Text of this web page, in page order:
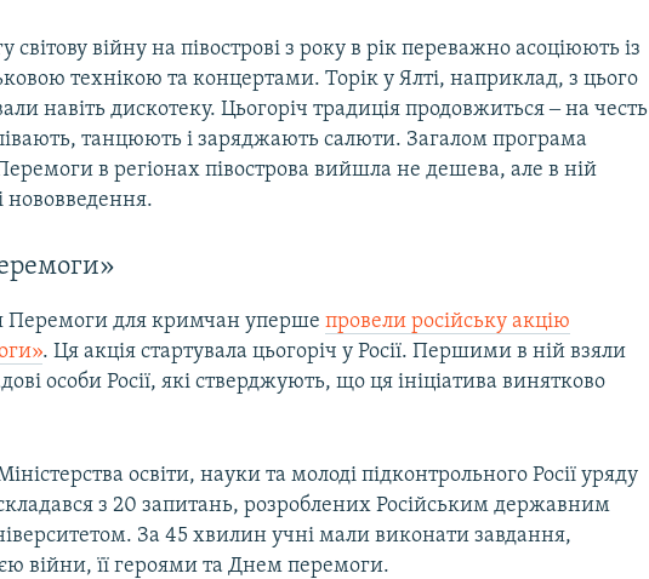
війну на півострові з року в рік переважно асоціюють із
технікою та концертами. Торік у Ялті, наприклад, з цього
навіть дискотеку. Цьогоріч традиція продовжиться ‒ на честь
танцюють і заряджають салюти. Загалом програма
в регіонах півострова вийшла не дешева, але в ній
нововведення.
Перемоги для кримчан упершепровели російську акцію
. Ця акція стартувала цьогоріч у Росії. Першими в ній взяли
особи Росії, які стверджують, що ця ініціатива винятково
освіти, науки та молоді підконтрольного Росії уряду
з 20 запитань, розроблених Російським державним
За 45 хвилин учні мали виконати завдання,
війни, її героями та Днем перемоги.